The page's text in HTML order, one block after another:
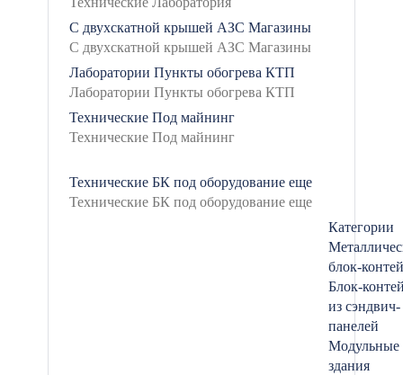
С двухскатной крышей АЗС Магазины
Лаборатории Пункты обогрева КТП
Технические Под майнинг
Технические БК под оборудование еще
Категории
блок-
Блок-
из сэндвич-
панелей
Модульные
здания